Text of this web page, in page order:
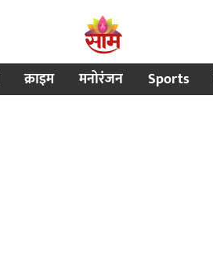
क्राइम मनोरंजन Sports